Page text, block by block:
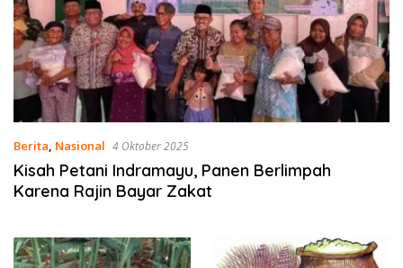
Berita, Nasional 4 Oktober 2025
Kisah Petani Indramayu, Panen Berlimpah
Karena Rajin Bayar Zakat